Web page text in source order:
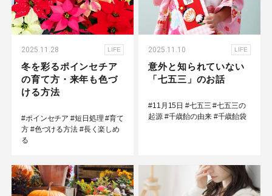
2025.11.28 LIFE
冬を彩るポインセチア
の育て方・来年も色づ
ける方法
#ポインセチア #短日処理 #育て
方 #色づける方法 #長く楽しめ
る
2025.11.10 LIFE
意外と知られていない
「七五三」のお話
#11月15日 #七五三 #七五三の
起源 #千歳飴の由来 #千歳飴袋